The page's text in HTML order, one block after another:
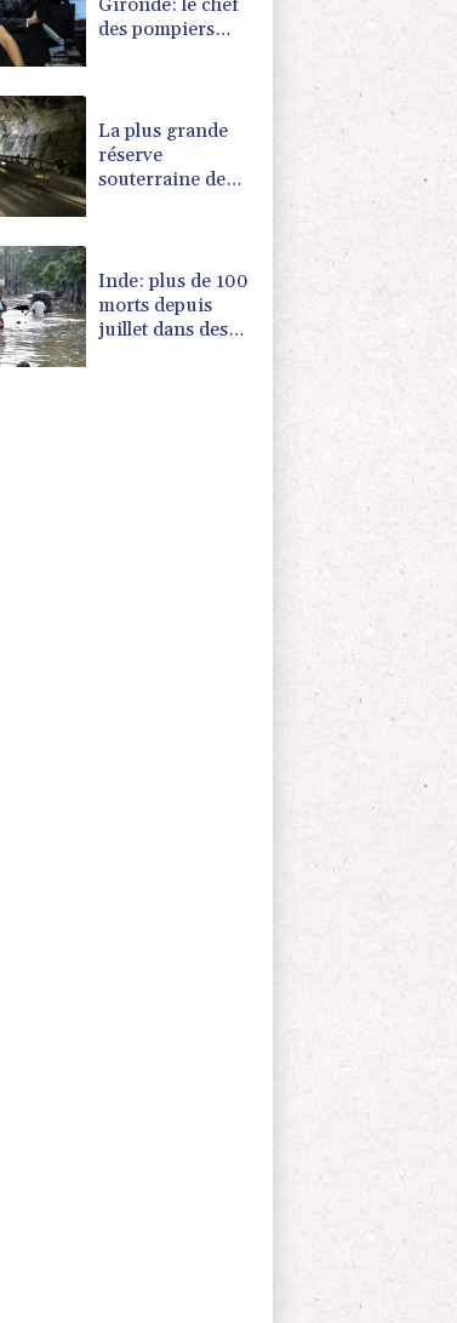
Gironde: le chef
des pompiers
La plus grande
réserve
souterraine de
Inde: plus de 100
morts depuis
juillet dans des